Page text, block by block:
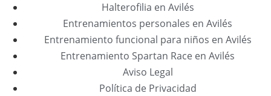
Halterofilia en Avilés
Entrenamientos personales en Avilés
Entrenamiento funcional para niños en Avilés
Entrenamiento Spartan Race en Avilés
Aviso Legal
Política de Privacidad